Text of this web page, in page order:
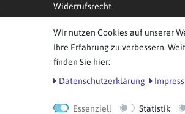
Widerrufsrecht
Wir nutzen Cookies auf unserer
Ihre Erfahrung zu verbessern.
finden Sie hier:
Daten­schutz­erklärung
Essenziell Statistik